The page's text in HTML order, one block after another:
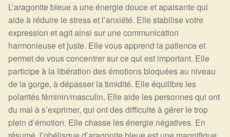
L’aragonite bleue a une énergie douce et apaisante qui
aide à réduire le stress et l’anxiété. Elle stabilise votre
expression et agit ainsi sur une communication
harmonieuse et juste. Elle vous apprend la patience et
permet de vous concentrer sur ce qui est important. Elle
participe à la libération des émotions bloquées au niveau
de la gorge, à dépasser la timidité. Elle équilibre les
polarités féminin/masculin. Elle aide les personnes qui ont
du mal à s’exprimer, qui ont des difficulté à gérer le trop
plein d’émotion. Elle chasse les énergie négatives. En